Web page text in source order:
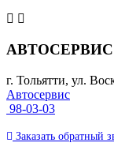
АВТОСЕРВИС
г. Тольятти, ул.
Автосервис
98-03-03
Заказать обратный